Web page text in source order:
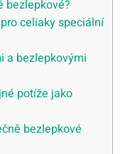
bezlepkové?
celiaky speciální
a bezlepkovými
potíže jako
bezlepkové